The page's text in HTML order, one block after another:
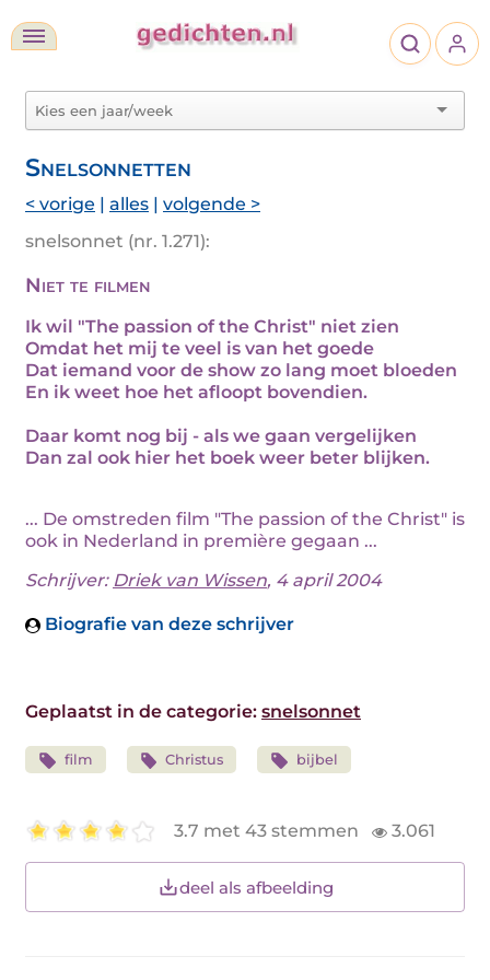
Snelsonnetten
< vorige | alles | volgende >
snelsonnet (nr. 1.271):
Niet te filmen
Ik wil "The passion of the Christ" niet zien
Omdat het mij te veel is van het goede
Dat iemand voor de show zo lang moet bloeden
En ik weet hoe het afloopt bovendien.
Daar komt nog bij - als we gaan vergelijken
Dan zal ook hier het boek weer beter blijken.
... De omstreden film "The passion of the Christ" is
ook in Nederland in première gegaan ...
Schrijver: Driek van Wissen, 4 april 2004
Biografie van deze schrijver
Geplaatst in de categorie: snelsonnet
film Christus bijbel
3.7 met 43 stemmen 3.061
deel als afbeelding